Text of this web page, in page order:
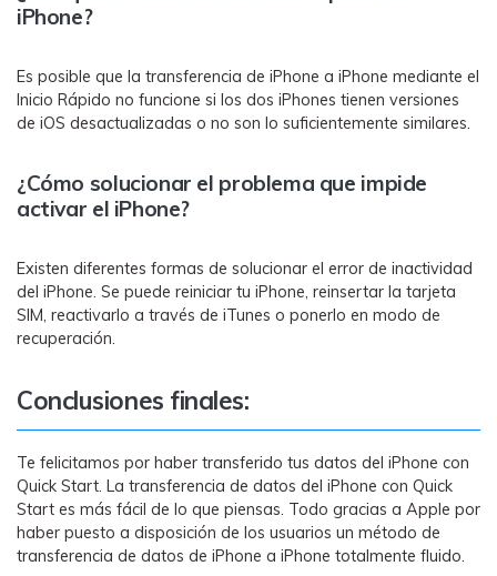
iPhone?
Es posible que la transferencia de iPhone a iPhone mediante el
Inicio Rápido no funcione si los dos iPhones tienen versiones
de iOS desactualizadas o no son lo suficientemente similares.
¿Cómo solucionar el problema que impide
activar el iPhone?
Existen diferentes formas de solucionar el error de inactividad
del iPhone. Se puede reiniciar tu iPhone, reinsertar la tarjeta
SIM, reactivarlo a través de iTunes o ponerlo en modo de
recuperación.
Conclusiones finales:
Te felicitamos por haber transferido tus datos del iPhone con
Quick Start. La transferencia de datos del iPhone con Quick
Start es más fácil de lo que piensas. Todo gracias a Apple por
haber puesto a disposición de los usuarios un método de
transferencia de datos de iPhone a iPhone totalmente fluido.